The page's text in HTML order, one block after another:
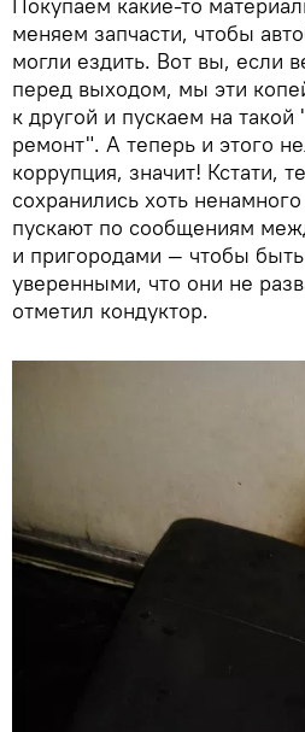
Покупаем какие-то
меняем запчасти, чтобы
могли ездить. Вот вы, если
перед выходом, мы эти
к другой и пускаем на такой
ремонт". А теперь и этого
коррупция, значит! Кстати,
сохранились хоть
пускают по сообщениям
и пригородами — чтобы
уверенными, что они не
отметил кондуктор.